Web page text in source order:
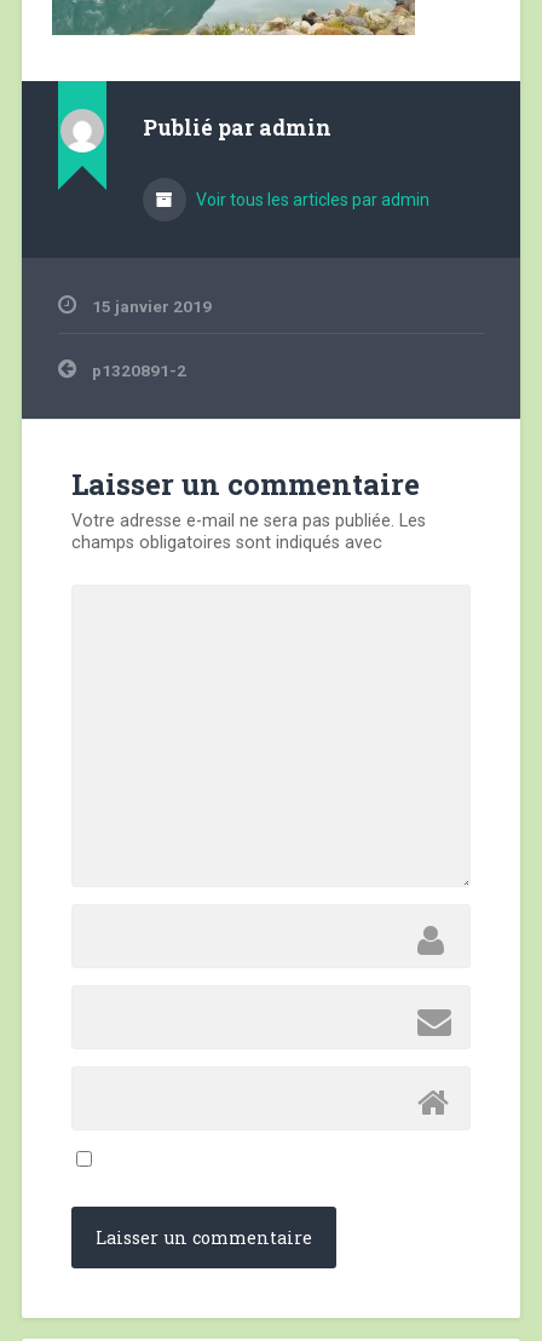
Publié par admin
Voir tous les articles par admin
15 janvier 2019
Navigation
de
p1320891-2
Laisser un commentaire
Votre adresse e-mail ne sera pas publiée. Les
champs obligatoires sont indiqués avec